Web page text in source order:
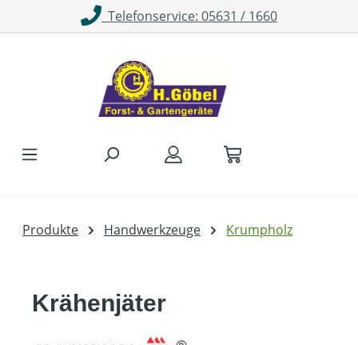
Zum Hauptinhalt springenTelefonservice: 05631 / 1660
Produkte Handwerkzeuge Krumpholz
Krähenjäter